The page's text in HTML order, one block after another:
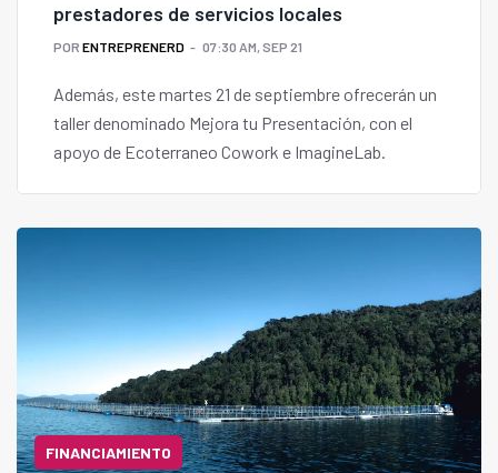
prestadores de servicios locales
POR ENTREPRENERD 07:30 AM, SEP 21
Además, este martes 21 de septiembre ofrecerán un
taller denominado Mejora tu Presentación, con el
apoyo de Ecoterraneo Cowork e ImagineLab.
FINANCIAMIENTO